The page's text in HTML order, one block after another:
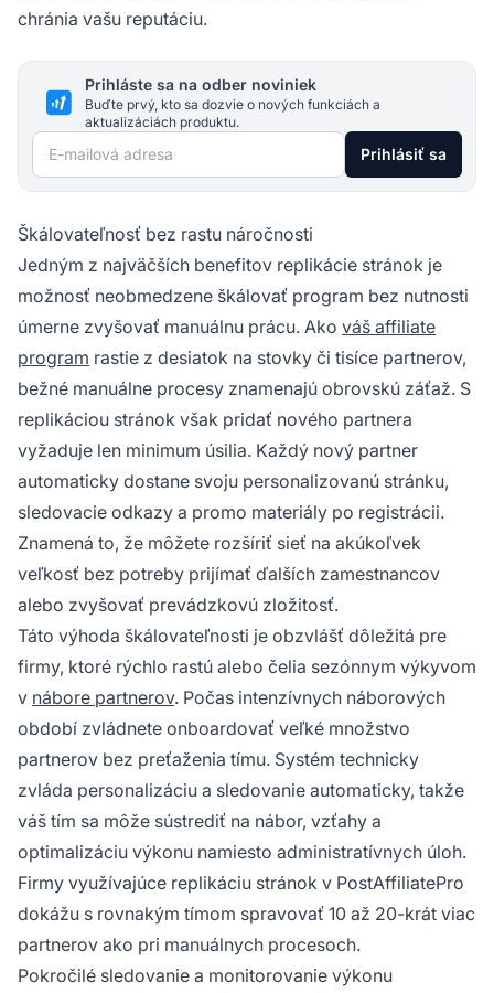
chránia vašu reputáciu.
Prihláste sa na odber noviniek
Buďte prvý, kto sa dozvie o nových funkciách a
aktualizáciách produktu.
E-mailová adresa Prihlásiť sa
Škálovateľnosť bez rastu náročnosti
Jedným z najväčších benefitov replikácie stránok je
možnosť neobmedzene škálovať program bez nutnosti
úmerne zvyšovať manuálnu prácu. Ako váš affiliate
program rastie z desiatok na stovky či tisíce partnerov,
bežné manuálne procesy znamenajú obrovskú záťaž. S
replikáciou stránok však pridať nového partnera
vyžaduje len minimum úsilia. Každý nový partner
automaticky dostane svoju personalizovanú stránku,
sledovacie odkazy a promo materiály po registrácii.
Znamená to, že môžete rozšíriť sieť na akúkoľvek
veľkosť bez potreby prijímať ďalších zamestnancov
alebo zvyšovať prevádzkovú zložitosť.
Táto výhoda škálovateľnosti je obzvlášť dôležitá pre
firmy, ktoré rýchlo rastú alebo čelia sezónnym výkyvom
v nábore partnerov. Počas intenzívnych náborových
období zvládnete onboardovať veľké množstvo
partnerov bez preťaženia tímu. Systém technicky
zvláda personalizáciu a sledovanie automaticky, takže
váš tím sa môže sústrediť na nábor, vzťahy a
optimalizáciu výkonu namiesto administratívnych úloh.
Firmy využívajúce replikáciu stránok v PostAffiliatePro
dokážu s rovnakým tímom spravovať 10 až 20-krát viac
partnerov ako pri manuálnych procesoch.
Pokročilé sledovanie a monitorovanie výkonu